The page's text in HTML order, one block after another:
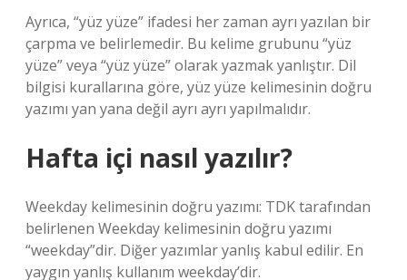
Ayrıca, “yüz yüze” ifadesi her zaman ayrı yazılan bir
çarpma ve belirlemedir. Bu kelime grubunu “yüz
yüze” veya “yüz yüze” olarak yazmak yanlıştır. Dil
bilgisi kurallarına göre, yüz yüze kelimesinin doğru
yazımı yan yana değil ayrı ayrı yapılmalıdır.
Hafta içi nasıl yazılır?
Weekday kelimesinin doğru yazımı: TDK tarafından
belirlenen Weekday kelimesinin doğru yazımı
“weekday”dir. Diğer yazımlar yanlış kabul edilir. En
yaygın yanlış kullanım weekday’dir.